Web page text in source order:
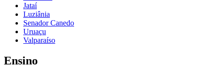
Jataí
Luziânia
Senador Canedo
Uruaçu
Valparaíso
Ensino